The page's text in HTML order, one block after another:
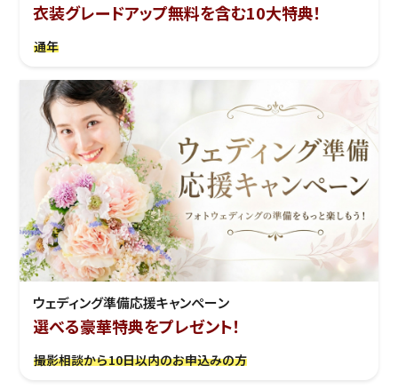
衣装グレードアップ無料を含む10大特典！
通年
ウェディング準備応援キャンぺーン
選べる豪華特典をプレゼント！
撮影相談から10日以内のお申込みの方